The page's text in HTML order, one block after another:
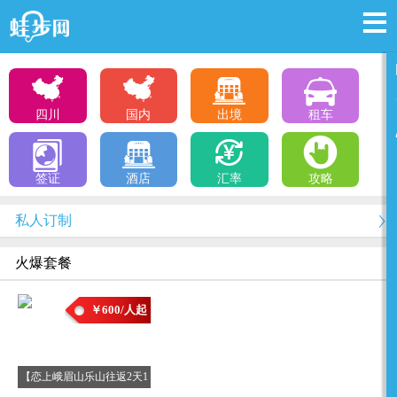
四川 国内 出境 租车
签证 酒店 汇率 攻略
私人订制
火爆套餐
【恋上峨眉山乐山往返2天1
￥600/人起